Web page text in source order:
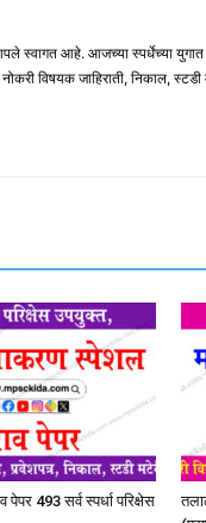
स्वागत आहे. आजच्या स्पर्धेच्या युगात
विषयक जाहिराती, निकाल,
पेपर 493 सर्व स्पर्धा परिक्षेस